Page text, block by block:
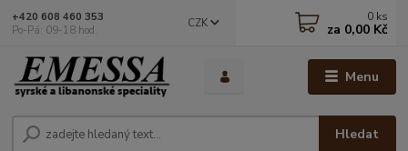
Menu
CZK
Hledat
+420 608 460 353
Po-Pá: 09-18 hod.
0 ks
za 0,00 Kč